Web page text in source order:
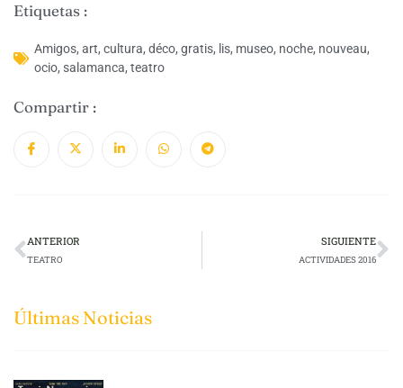
Últimas Noticias
Etiquetas :
Amigos, art, cultura, déco, gratis, lis, museo, noche, nouveau,
ocio, salamanca, teatro
Compartir :
ANTERIOR
TEATRO
SIGUIENTE
ACTIVIDADES 2016